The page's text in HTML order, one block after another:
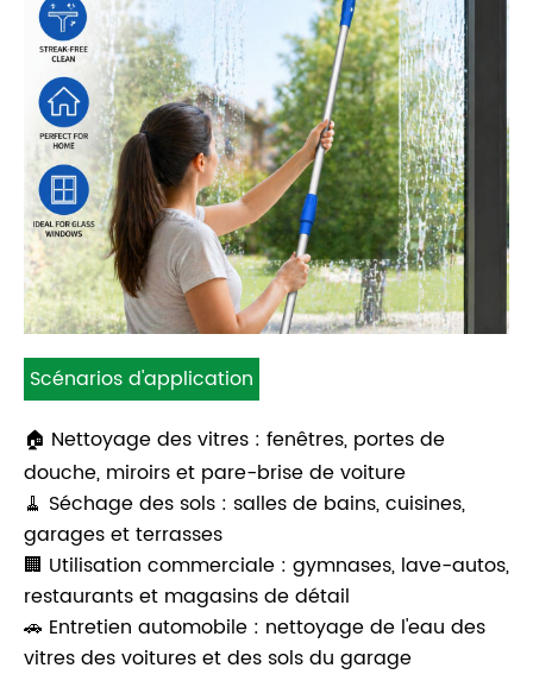
Scénarios d'application
🏠 Nettoyage des vitres : fenêtres, portes de
douche, miroirs et pare-brise de voiture
🧹 Séchage des sols : salles de bains, cuisines,
garages et terrasses
🏢 Utilisation commerciale : gymnases, lave-autos,
restaurants et magasins de détail
🚗 Entretien automobile : nettoyage de l'eau des
vitres des voitures et des sols du garage